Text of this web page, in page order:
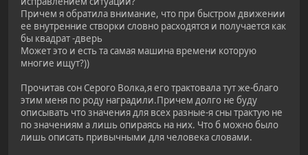
Причем я обратила внимание, что при быстром движении
ее внутренние створки словно расходятся и получается как
бы квадрат -дверь
Может это и есть та самая машина времени которую
многие ищут?))
Прочитав сон Серого Волка,я его трактовала тут же-благо
этим меня по роду наградили.Причем долго не буду
описывать что значения для всех разные-я сны трактую не
по значениям а лишь опираясь на них. Что б можно было
лишь описать привычными для человека словами.